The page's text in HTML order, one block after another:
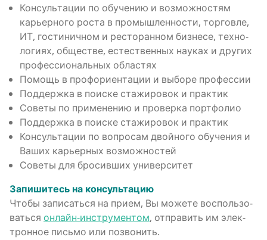
Кон­суль­та­ции по обу­че­нию и воз­мож­но­стям
карьер­но­го роста в про­мыш­лен­но­сти, тор­гов­ле,
ИТ, гости­нич­ном и ресто­ран­ном биз­не­се, тех­но­
ло­ги­ях, обще­стве, есте­ствен­ных нау­ках и дру­гих
про­фес­си­о­наль­ных областях
Помощь в профори­ен­та­ции и выбо­ре профессии
Под­держ­ка в поис­ке ста­жи­ро­вок и практик
Сове­ты по при­ме­не­нию и про­вер­ка портфолио
Под­держ­ка в поис­ке ста­жи­ро­вок и практик
Кон­суль­та­ции по вопро­сам двой­но­го обу­че­ния и
Ваших карьер­ных возможностей
Сове­ты для бро­сив­ших университет
Запи­ши­тесь на консультацию
Что­бы запи­сать­ся на при­ем, Вы може­те вос­поль­зо­
вать­ся онлайн-инстру­мен­том, отпра­вить им элек­
трон­ное пись­мо или позвонить.